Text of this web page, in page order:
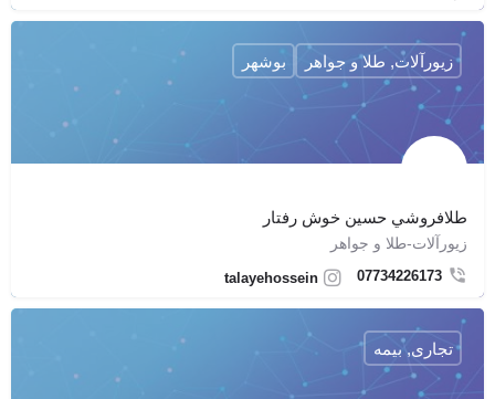
طلافروشي حسين خوش رفتار
زیورآلات-طلا و جواهر
07734226173
talayehossein
زیورآلات, طلا و جواهر بوشهر
تجاری, بیمه